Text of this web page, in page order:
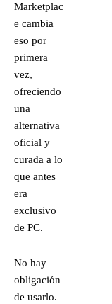
Marketplac
e cambia
eso por
primera
vez,
ofreciendo
una
alternativa
oficial y
curada a lo
que antes
era
exclusivo
de PC.
No hay
obligación
de usarlo.